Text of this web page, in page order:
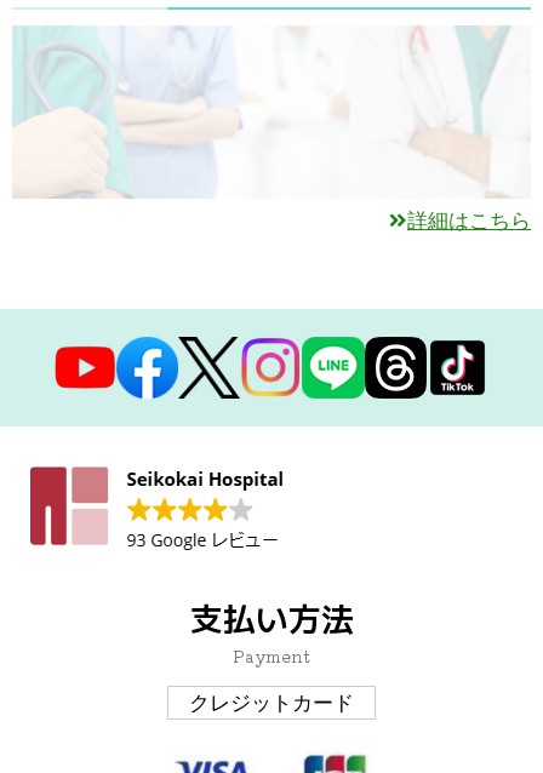
詳細はこちら
支払い方法
Payment
クレジットカード